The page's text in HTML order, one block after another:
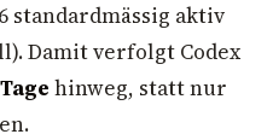
standardmässig aktiv
Damit verfolgt Codex
hinweg, statt nur